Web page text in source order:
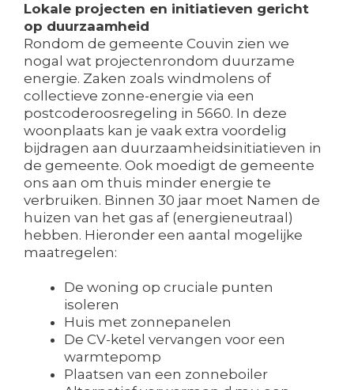
Lokale projecten en initiatieven gericht
op duurzaamheid
Rondom de gemeente Couvin zien we
nogal wat projectenrondom duurzame
energie. Zaken zoals windmolens of
collectieve zonne-energie via een
postcoderoosregeling in 5660. In deze
woonplaats kan je vaak extra voordelig
bijdragen aan duurzaamheidsinitiatieven in
de gemeente. Ook moedigt de gemeente
ons aan om thuis minder energie te
verbruiken. Binnen 30 jaar moet Namen de
huizen van het gas af (energieneutraal)
hebben. Hieronder een aantal mogelijke
maatregelen:
De woning op cruciale punten
isoleren
Huis met zonnepanelen
De CV-ketel vervangen voor een
warmtepomp
Plaatsen van een zonneboiler